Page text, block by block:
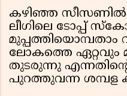
കഴിഞ്ഞ സീസണിൽ
ലീഗിലെ ടോപ്പ്
ലോകത്തെ ഏറ്റവും
തുടരുന്നു
പുറത്തുവന്ന